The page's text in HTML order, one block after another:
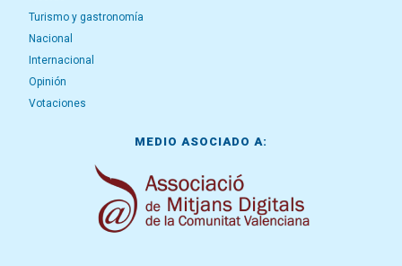
Turismo y gastronomía
Nacional
Internacional
Opinión
Votaciones
MEDIO ASOCIADO A: